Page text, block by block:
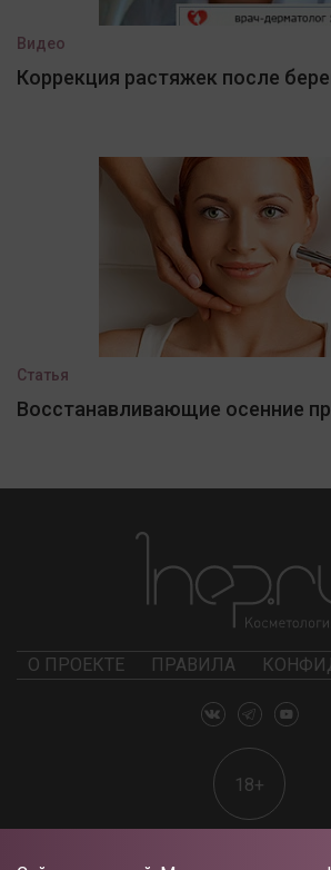
Видео
Коррекция растяжек после
Статья
Восстанавливающие осенние
О ПРОЕКТЕ ПРАВИЛА
18+